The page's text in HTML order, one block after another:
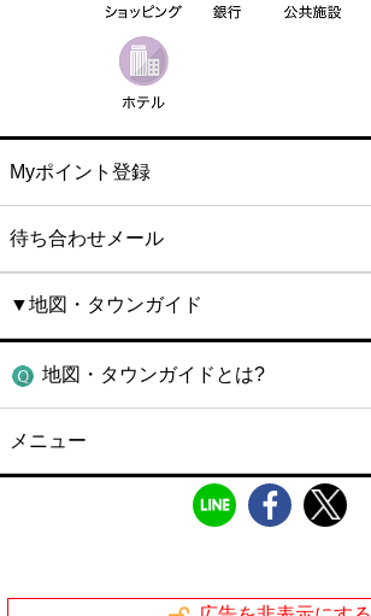
Myポイント登録
待ち合わせメール
▼地図・タウンガイド
地図・タウンガイドとは?
メニュー